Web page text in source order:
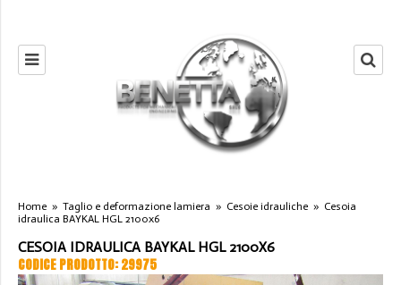
Home » Taglio e deformazione lamiera » Cesoie idrauliche » Cesoia
idraulica BAYKAL HGL 2100x6
CESOIA IDRAULICA BAYKAL HGL 2100X6
CODICE PRODOTTO: 29975